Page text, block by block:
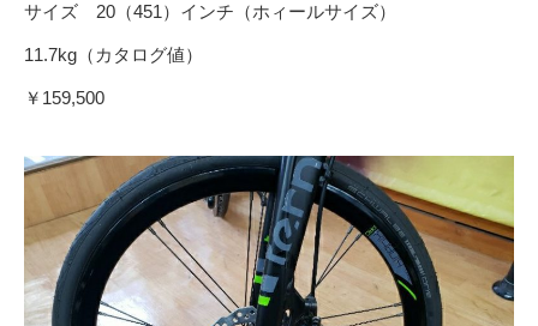
サイズ 20（451）インチ（ホィールサイズ）
11.7kg（カタログ値）
￥159,500